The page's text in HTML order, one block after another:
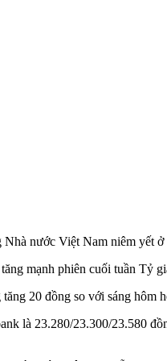
nước Việt Nam niêm yết
mạnh phiên cuối tuần Tỷ
20 đồng so với sáng
là 23.280/23.300/23.580